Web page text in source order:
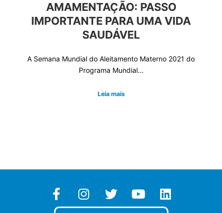
AMAMENTAÇÃO: PASSO
IMPORTANTE PARA UMA VIDA
SAUDÁVEL
A Semana Mundial do Aleitamento Materno 2021 do
Programa Mundial…
Leia mais